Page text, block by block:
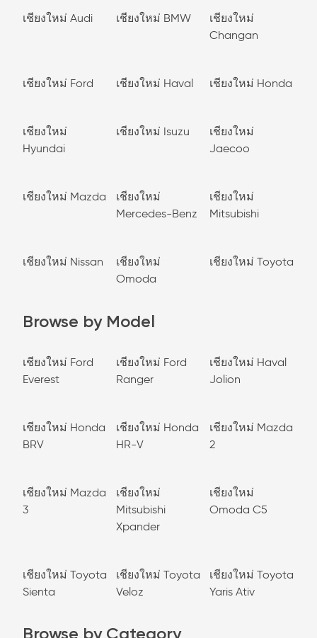
เชียงใหม่ Audi เชียงใหม่ BMW
เชียงใหม่
Changan
เชียงใหม่ Ford เชียงใหม่ Haval เชียงใหม่ Honda
เชียงใหม่
Hyundai
เชียงใหม่ Isuzu
เชียงใหม่
Jaecoo
เชียงใหม่ Mazda
เชียงใหม่
Mercedes-Benz
เชียงใหม่
Mitsubishi
เชียงใหม่ Nissan
เชียงใหม่
Omoda
เชียงใหม่ Toyota
Browse by Model
เชียงใหม่ Ford
Everest
เชียงใหม่ Ford
Ranger
เชียงใหม่ Haval
Jolion
เชียงใหม่ Honda
BRV
เชียงใหม่ Honda
HR-V
เชียงใหม่ Mazda
2
เชียงใหม่ Mazda
3
เชียงใหม่
Mitsubishi
Xpander
เชียงใหม่
Omoda C5
เชียงใหม่ Toyota
Sienta
เชียงใหม่ Toyota
Veloz
เชียงใหม่ Toyota
Yaris Ativ
Browse by Category